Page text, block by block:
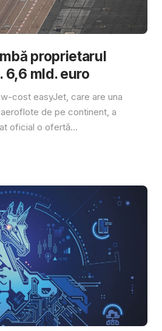
proprietarul
6,6 mld. euro
cost easyJet, care are una
de pe continent, a
oficial o ofertă...